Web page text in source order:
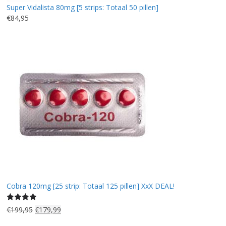
r
s
:
€
8
2
,
5
6
Super Vidalista 80mg [5 strips: Totaal 50 pillen]
€84,95
Cobra 120mg [25 strip: Totaal 125 pillen] XxX DEAL!
Gewaardeerd
€199,95 O
€179,99